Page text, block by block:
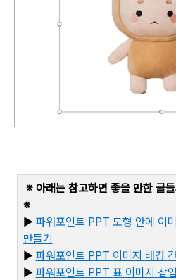
※ 아래는 참고하면 좋을 만한 글
※
▶ 파워포인트 PPT 도형 안에 이
만들기
▶ 파워포인트 PPT 이미지 배경
▶ 파워포인트 PPT 표 이미지 삽